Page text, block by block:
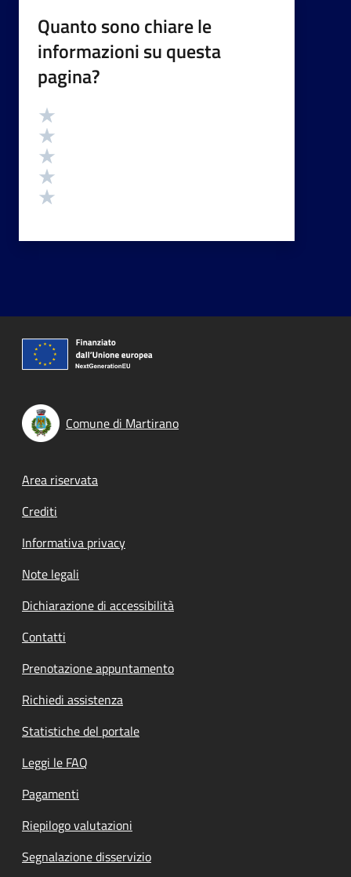
Quanto sono chiare le
informazioni su questa
pagina?
Valutazione
Comune di Martirano
Footer menu
Area riservata
Crediti
Informativa privacy
Note legali
Dichiarazione di accessibilità
Contatti
Prenotazione appuntamento
Richiedi assistenza
Statistiche del portale
Leggi le FAQ
Pagamenti
Riepilogo valutazioni
Segnalazione disservizio